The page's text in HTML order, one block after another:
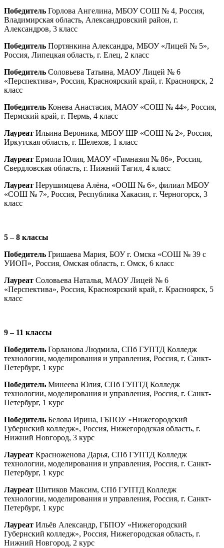
Победитель Горлова Ангелина, МБОУ СОШ № 4, Россия,
Владимирская область, Александровский район, г.
Александров, 3 класс
Победитель Портянкина Александра, МБОУ «Лицей № 5»,
Россия, Липецкая область, г. Елец, 2 класс
Победитель Соловьева Татьяна, МАОУ Лицей № 6
«Перспектива», Россия, Красноярский край, г. Красноярск, 2
класс
Победитель Конева Анастасия, МАОУ «СОШ № 44», Россия,
Пермский край, г. Пермь, 4 класс
Лауреат Ильина Вероника, МБОУ ШР «СОШ № 2», Россия,
Иркутская область, г. Шелехов, 1 класс
Лауреат Ермола Юлия, МАОУ «Гимназия № 86», Россия,
Свердловская область, г. Нижний Тагил, 4 класс
Лауреат Нерушимцева Алёна, «ООШ № 6», филиал МБОУ
«СОШ № 7», Россия, Республика Хакасия, г. Черногорск, 3
класс
5 – 8 классы
Победитель Гришаева Мария, БОУ г. Омска «СОШ № 39 с
УИОП», Россия, Омская область, г. Омск, 6 класс
Лауреат Соловьева Наталья, МАОУ Лицей № 6
«Перспектива», Россия, Красноярский край, г. Красноярск, 5
класс
9 – 11 классы
Победитель Горланова Людмила, СПб ГУПТД Колледж
технологии, моделирования и управления, Россия, г. Санкт-
Петербург, 1 курс
Победитель Минеева Юлия, СПб ГУПТД Колледж
технологии, моделирования и управления, Россия, г. Санкт-
Петербург, 1 курс
Победитель Белова Ирина, ГБПОУ «Нижегородский
Губернский колледж», Россия, Нижегородская область, г.
Нижний Новгород, 3 курс
Лауреат Красноженова Дарья, СПб ГУПТД Колледж
технологии, моделирования и управления, Россия, г. Санкт-
Петербург, 1 курс
Лауреат Шитиков Максим, СПб ГУПТД Колледж
технологии, моделирования и управления, Россия, г. Санкт-
Петербург, 1 курс
Лауреат Ильёв Александр, ГБПОУ «Нижегородский
Губернский колледж», Россия, Нижегородская область, г.
Нижний Новгород, 2 курс